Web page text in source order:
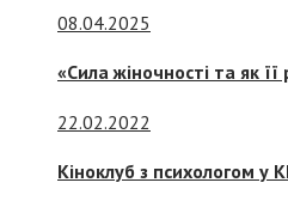
08.04.2025
«Сила жіночності та як
22.02.2022
Кіноклуб з психологом у